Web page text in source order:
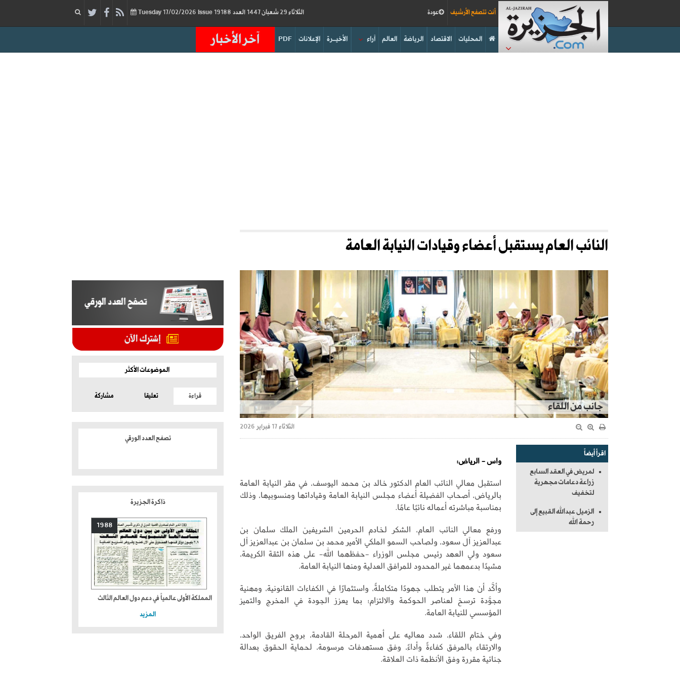
الثلاثاء 29 شعبان 1447 العدد 19188 17/02/2026 Issue عودة أنت تتصفح الأرشيف
آخر الأخبار PDF الإعلانات الأخيــرة آراء العالم الرياضة الاقتصاد المحليات
النائب العام يستقبل أعضاء وقيادات النيابة العامة
جانب من اللقاء
الثلاثاء 17 فبراير 2026
اقرأ أيضاً
لمريض في العقد السابع
زراعة دعامات مجهرية
لتخفيف
الزميل عبدالله القبيع إلى
رحمة الله
واس - الرياض:
استقبل معالي النائب العام الدكتور خالد بن محمد اليوسف، في مقر النيابة العامة
بالرياض، أصحاب الفضيلة أعضاء مجلس النيابة العامة وقياداتها ومنسوبيها، وذلك
بمناسبة مباشرته أعماله نائبًا عامًا.
ورفع معالي النائب العام، الشكر لخادم الحرمين الشريفين الملك سلمان بن
عبدالعزيز آل سعود، ولصاحب السمو الملكي الأمير محمد بن سلمان بن عبدالعزيز آل
سعود ولي العهد رئيس مجلس الوزراء -حفظهما الله- على هذه الثقة الكريمة،
مشيدًا بدعمهما غير المحدود للمرافق العدلية ومنها النيابة العامة.
وأكَّد أن هذا الأمر يتطلب جهودًا متكاملةً، واستثمارًا في الكفاءات القانونية، ومهنية
مجوَّدة ترسخ لعناصر الحوكمة والالتزام؛ بما يعزز الجودة في المخرج والتميز
المؤسسي للنيابة العامة.
وفي ختام اللقاء، شدد معاليه على أهمية المرحلة القادمة، بروح الفريق الواحد،
والارتقاء بالمرفق كفاءةً وأداءً، وفق مستهدفات مرسومة، لحماية الحقوق بعدالة
جنائية مقررة وفق الأنظمة ذات العلاقة.
الموضوعات الأكثر
قراءة تعليقا مشاركة
تصفح العدد الورقي
ذاكرة الجزيرة
1988
المملكة الأولى عالمياً في دعم دول العالم الثالث
المزيد